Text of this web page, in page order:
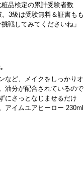
品検定の累計受験者数
3級は受験無料＆証書もも
戦してみてくださいね」
など、メイクをしっかりオ
油分が配合されているので
にさっとなじませるだけ
アイムユアヒーロー 230ml